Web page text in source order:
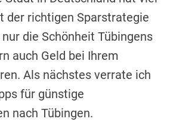
der richtigen Sparstrategie
die Schönheit Tübingens
auch Geld bei Ihrem
Als nächstes verrate ich
für günstige
nach Tübingen.